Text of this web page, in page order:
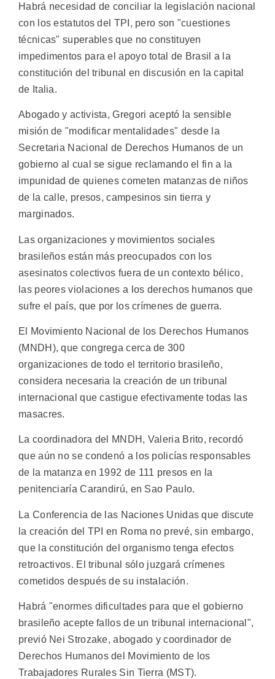
Habrá necesidad de conciliar la legislación nacional
con los estatutos del TPI, pero son "cuestiones
técnicas" superables que no constituyen
impedimentos para el apoyo total de Brasil a la
constitución del tribunal en discusión en la capital
de Italia.
Abogado y activista, Gregori aceptó la sensible
misión de "modificar mentalidades" desde la
Secretaria Nacional de Derechos Humanos de un
gobierno al cual se sigue reclamando el fin a la
impunidad de quienes cometen matanzas de niños
de la calle, presos, campesinos sin tierra y
marginados.
Las organizaciones y movimientos sociales
brasileños están más preocupados con los
asesinatos colectivos fuera de un contexto bélico,
las peores violaciones a los derechos humanos que
sufre el país, que por los crímenes de guerra.
El Movimiento Nacional de los Derechos Humanos
(MNDH), que congrega cerca de 300
organizaciones de todo el territorio brasileño,
considera necesaria la creación de un tribunal
internacional que castigue efectivamente todas las
masacres.
La coordinadora del MNDH, Valeria Brito, recordó
que aún no se condenó a los policías responsables
de la matanza en 1992 de 111 presos en la
penitenciaría Carandirú, en Sao Paulo.
La Conferencia de las Naciones Unidas que discute
la creación del TPI en Roma no prevé, sin embargo,
que la constitución del organismo tenga efectos
retroactivos. El tribunal sólo juzgará crímenes
cometidos después de su instalación.
Habrá "enormes dificultades para que el gobierno
brasileño acepte fallos de un tribunal internacional",
previó Nei Strozake, abogado y coordinador de
Derechos Humanos del Movimiento de los
Trabajadores Rurales Sin Tierra (MST).